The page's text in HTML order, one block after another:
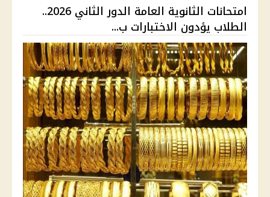
امتحانات الثانوية العامة الدور الثاني 2026..
الطلاب يؤدون الاختبارات ب...